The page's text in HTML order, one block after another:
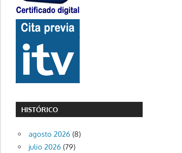
HISTÓRICO
agosto 2026 (8)
julio 2026 (79)